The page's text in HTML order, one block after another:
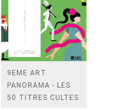
9EME ART
PANORAMA - LES
50 TITRES CULTES